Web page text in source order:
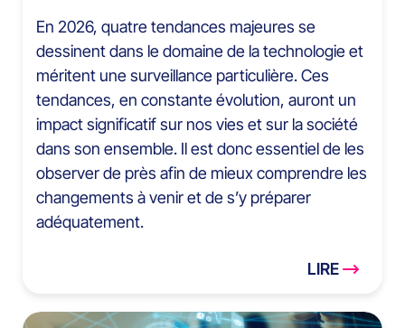
En 2026, quatre tendances majeures se
dessinent dans le domaine de la technologie et
méritent une surveillance particulière. Ces
tendances, en constante évolution, auront un
impact significatif sur nos vies et sur la société
dans son ensemble. Il est donc essentiel de les
observer de près afin de mieux comprendre les
changements à venir et de s’y préparer
adéquatement.
LIRE